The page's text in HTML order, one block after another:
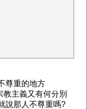
尊重的地方
主義又有何分別
說那人不尊重嗎?